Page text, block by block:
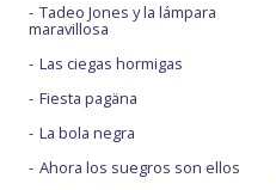
Tadeo Jones y la lámpara
maravillosa
Las ciegas hormigas
Fiesta pagäna
La bola negra
Ahora los suegros son ellos